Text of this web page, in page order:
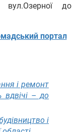
вул.Озерної до
портал
і ремонт
вдвічі – до
і